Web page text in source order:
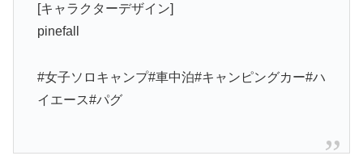
[キャラクターデザイン]
pinefall
#女子ソロキャンプ#車中泊#キャンピングカー#ハ
イエース#パグ